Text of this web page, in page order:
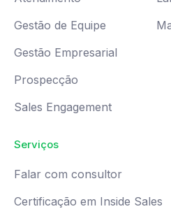
Gestão de Equipe
Gestão Empresarial
Prospecção
Sales Engagement
Serviços
Falar com consultor
Certificação em Inside Sales